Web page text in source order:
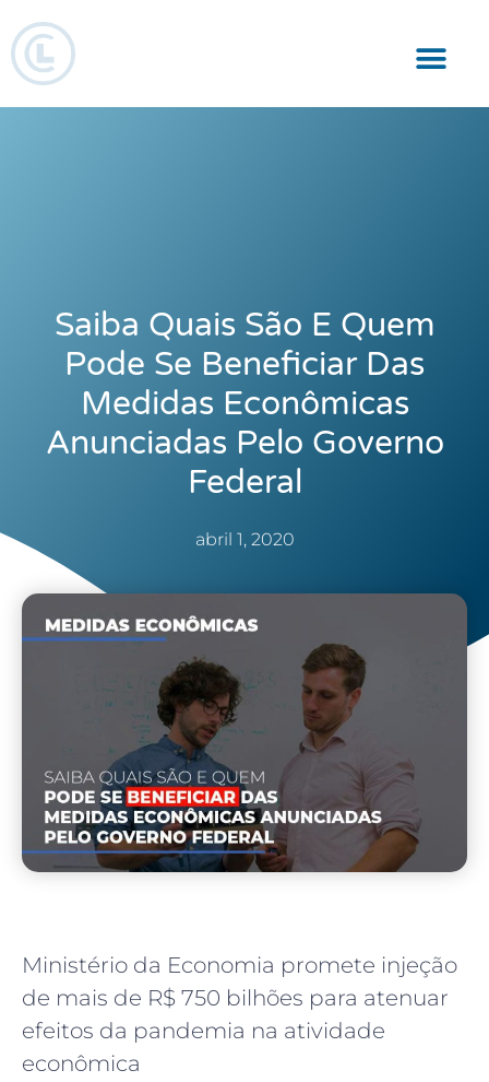
Saiba Quais São E Quem
Pode Se Beneficiar Das
Medidas Econômicas
Anunciadas Pelo Governo
Federal
abril 1, 2020
Ministério da Economia promete injeção
de mais de R$ 750 bilhões para atenuar
efeitos da pandemia na atividade
econômica